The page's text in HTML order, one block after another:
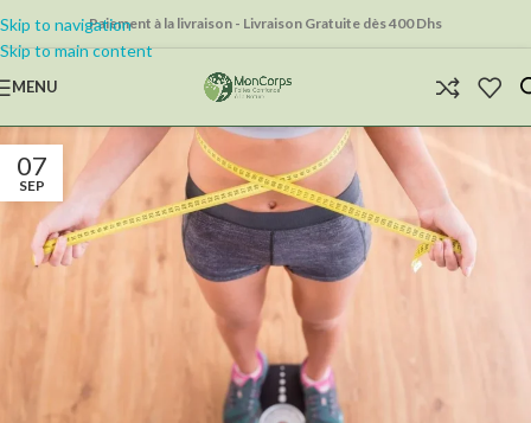
Skip to navigation
Skip to main content
Paiement à la livraison - Livraison Gratuite dès 400 Dhs
MENU
07
SEP